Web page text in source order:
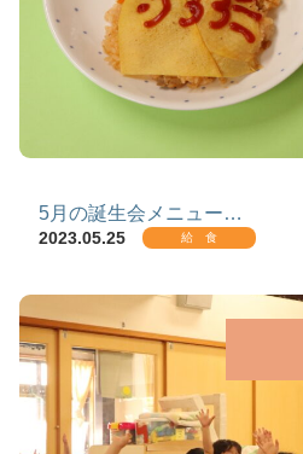
5月の誕生会メニュー…
2023.05.25 給 食